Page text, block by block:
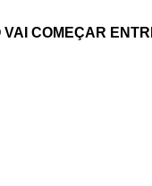
COMEÇAR